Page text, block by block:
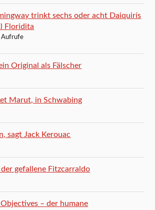
trinkt sechs oder acht Daiquirís
Floridita
Aufrufe
Original als Fälscher
Marut, in Schwabing
sagt Jack Kerouac
der gefallene Fitzcarraldo
– der humane